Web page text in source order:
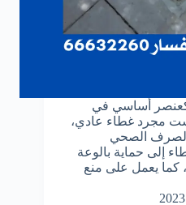
كعنصر أساسي في
ليست مجرد غطاء عادي،
الصرف الصحي
إلى حماية بالوعة
كما يعمل على منع